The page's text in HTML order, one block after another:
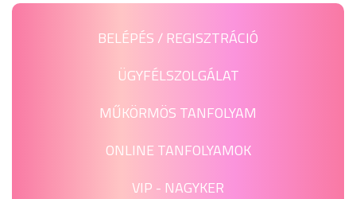
BELÉPÉS / REGISZTRÁCIÓ
ÜGYFÉLSZOLGÁLAT
MŰKÖRMÖS TANFOLYAM
ONLINE TANFOLYAMOK
VIP - NAGYKER